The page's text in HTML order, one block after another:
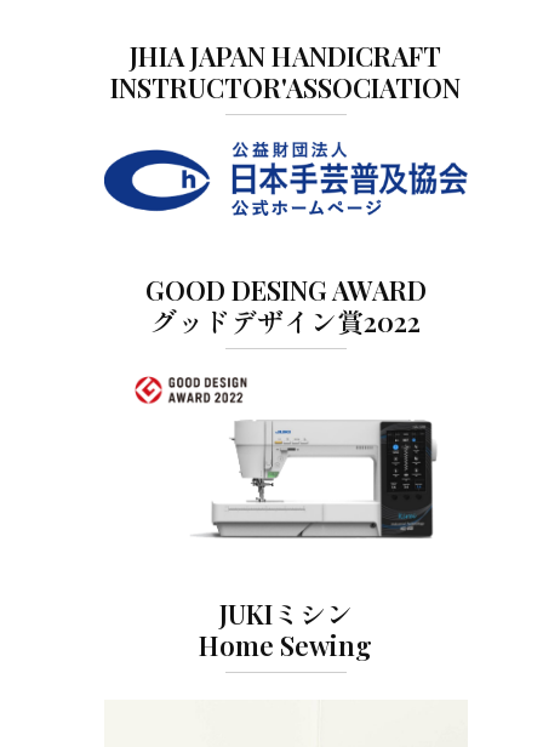
JHIA JAPAN HANDICRAFT
INSTRUCTOR'ASSOCIATION
GOOD DESING AWARD
グッドデザイン賞2022
JUKIミシン
Home Sewing